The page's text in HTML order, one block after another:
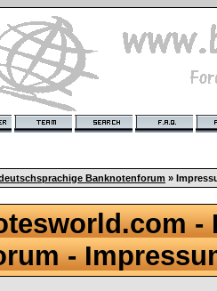
Banknotenforum »
-
-